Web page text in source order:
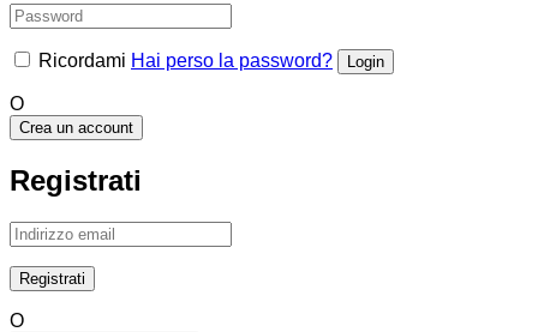
Ricordami Hai perso la password?
O
Crea un account
Registrati
O